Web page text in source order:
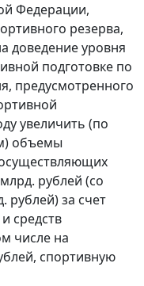
Федерации,
резерва,
доведение уровня
подготовке по
предусмотренного
увеличить (по
объемы
рублей (со
рублей) за счет
средств
числе на
спортивную